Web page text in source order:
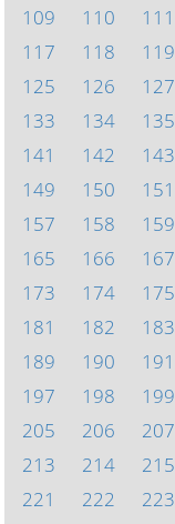
109
110 111
117
118 119
125
126 127
133
134 135
141
142 143
149
150 151
157
158 159
165
166 167
173
174 175
181
182 183
189
190 191
197
198 199
205
206 207
213
214 215
221
222 223